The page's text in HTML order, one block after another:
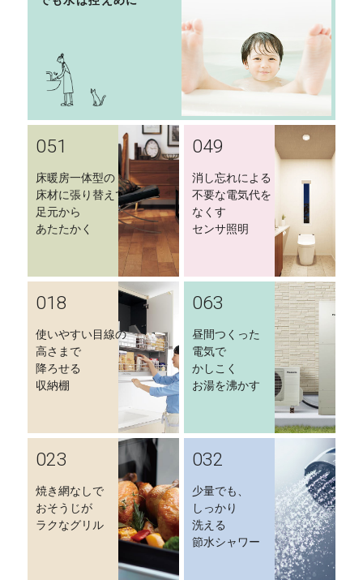
051
床暖房一体型の
床材に張り替えて
足元から
あたたかく
049
消し忘れによる
不要な電気代を
なくす
センサ照明
018
使いやすい目線の
高さまで
降ろせる
収納棚
063
昼間つくった
電気で
かしこく
お湯を沸かす
023
焼き網なしで
おそうじが
ラクなグリル
032
少量でも、
しっかり
洗える
節水シャワー